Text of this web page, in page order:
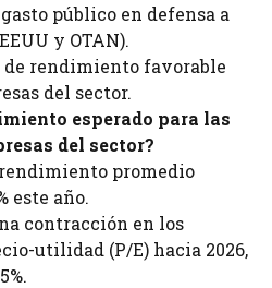
público en defensa a
y OTAN).
rendimiento favorable
del sector.
esperado para las
del sector?
rendimiento promedio
este año.
contracción en los
utilidad (P/E) hacia 2026,